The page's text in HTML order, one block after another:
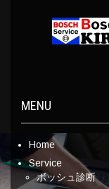
MENU
Home
Service
ボッシュ診断